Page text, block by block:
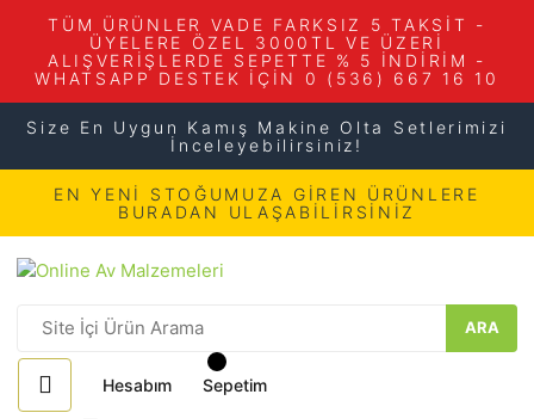
TÜM ÜRÜNLER VADE FARKSIZ 5 TAKSİT -
ÜYELERE ÖZEL 3000TL VE ÜZERİ
ALIŞVERİŞLERDE SEPETTE % 5 İNDİRİM -
WHATSAPP DESTEK İÇİN 0 (536) 667 16 10
Size En Uygun Kamış Makine Olta Setlerimizi
İnceleyebilirsiniz!
EN YENİ STOĞUMUZA GİREN ÜRÜNLERE
BURADAN ULAŞABİLİRSİNİZ
ARA
Hesabım Sepetim